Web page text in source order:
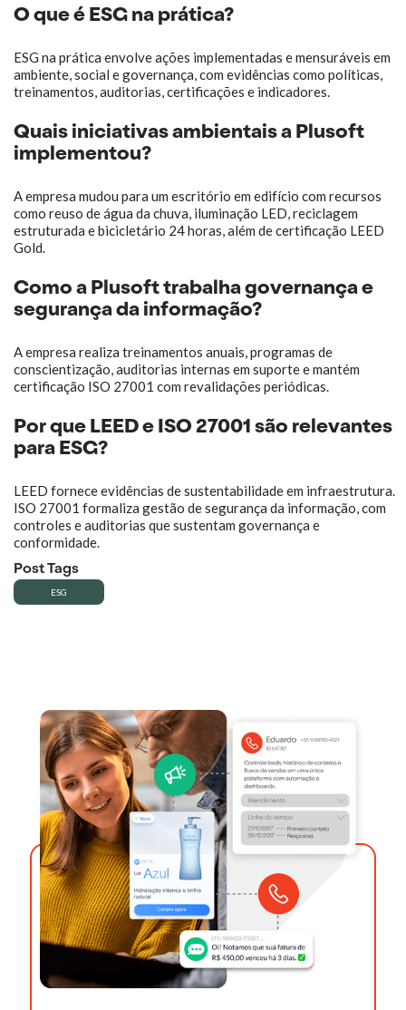
O que é ESG na prática?
ESG na prática envolve ações implementadas e mensuráveis em
ambiente, social e governança, com evidências como políticas,
treinamentos, auditorias, certificações e indicadores.
Quais iniciativas ambientais a Plusoft
implementou?
A empresa mudou para um escritório em edifício com recursos
como reuso de água da chuva, iluminação LED, reciclagem
estruturada e bicicletário 24 horas, além de certificação LEED
Gold.
Como a Plusoft trabalha governança e
segurança da informação?
A empresa realiza treinamentos anuais, programas de
conscientização, auditorias internas em suporte e mantém
certificação ISO 27001 com revalidações periódicas.
Por que LEED e ISO 27001 são relevantes
para ESG?
LEED fornece evidências de sustentabilidade em infraestrutura.
ISO 27001 formaliza gestão de segurança da informação, com
controles e auditorias que sustentam governança e
conformidade.
Post Tags
ESG